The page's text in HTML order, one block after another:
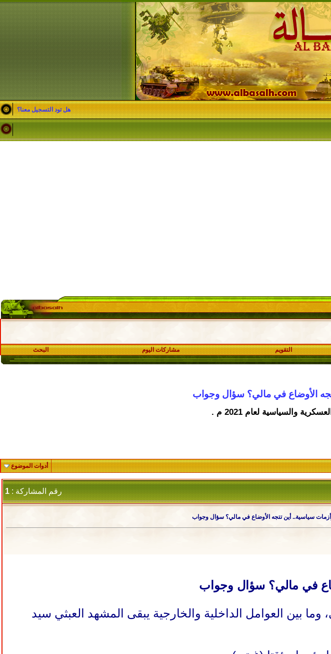
هل تود التسجيل معنا؟
التقويم مشاركات اليوم البحث
تتجه الأوضاع في مالي؟ سؤال وجواب
والسياسية لعام 2021 م .
أدوات الموضوع
رقم المشاركة : 1
وأزمات سياسية.. أين تتجه الأوضاع في مالي؟ سؤال وجواب
في مالي؟ سؤال وجواب
بين العوامل الداخلية والخارجية يبقى المشهد العبثي سيد